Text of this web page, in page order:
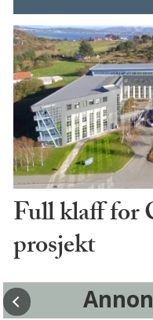
Full klaff for
prosjekt